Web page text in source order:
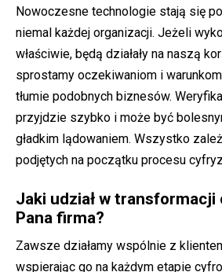
Nowoczesne technologie stają się
niemal każdej organizacji. Jeżeli
właściwie, będą działały na naszą
sprostamy oczekiwaniom i
tłumie podobnych biznesów.
przyjdzie szybko i może być
gładkim lądowaniem. Wszystko
podjętych na początku procesu
Jaki udział w transformacji
Pana firma?
Zawsze działamy wspólnie z
wspierając go na każdym etapie